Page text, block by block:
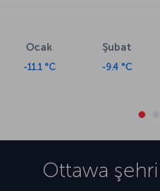
Ocak
-11.1 °C
Şubat
-9.4 °C
Ottawa